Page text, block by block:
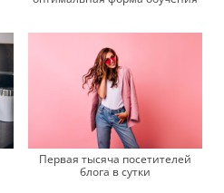
Первая тысяча посетителей
блога в сутки